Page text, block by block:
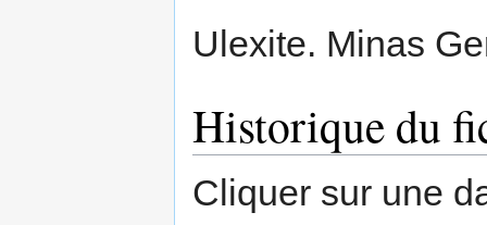
Ulexite. Minas
Historique du
Cliquer sur une